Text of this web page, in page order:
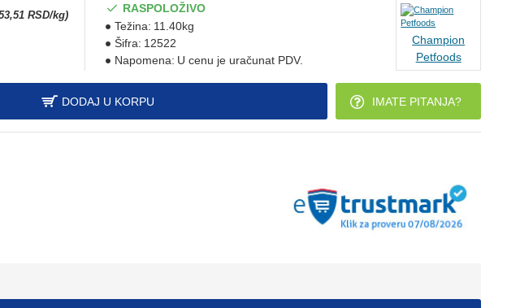
RSD/kg)
RASPOLOŽIVO
Težina: 11.40kg
Šifra: 12522
Napomena: U cenu je uračunat PDV.
Champion
Petfoods
DODAJ U KORPU IMATE PITANJA?